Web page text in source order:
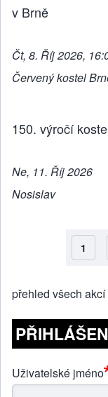
v Brně
Čt, 8. Říj 2026,
Červený kostel
150. výročí
Ne, 11. Říj 2026
Nosislav
1
přehled všech akcí
Uživatelské jméno